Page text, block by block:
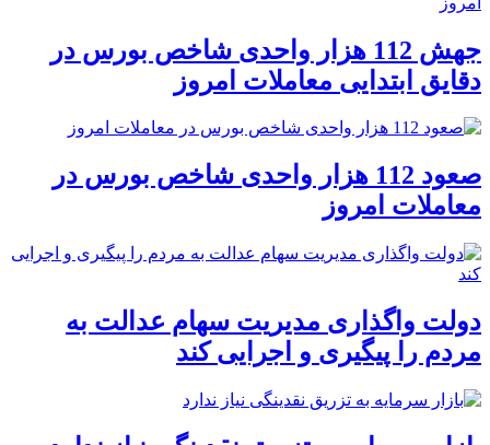
جهش 112 هزار واحدی شاخص بورس در
دقایق ابتدایی معاملات امروز
صعود 112 هزار واحدی شاخص بورس در
معاملات امروز
دولت واگذاری مدیریت سهام عدالت به
مردم را پیگیری و اجرایی کند